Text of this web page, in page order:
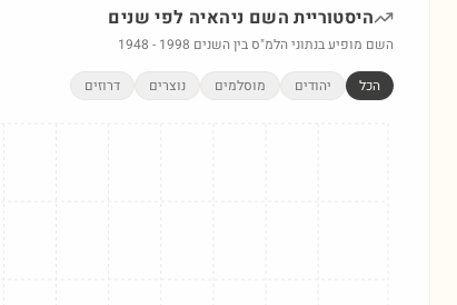
היסטוריית השם ניהאיה לפי שנים
השם מופיע בנתוני הלמ"ס בין השנים 1948 - 1998
הכל יהודים מוסלמים נוצרים דרוזים